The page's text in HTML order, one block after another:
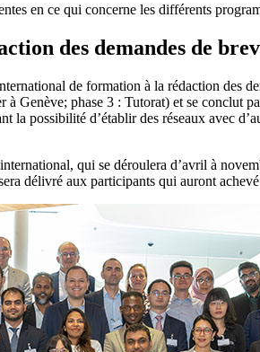
en ce qui concerne les différents
des demandes de
de formation à la rédaction des
Genève; phase 3 : Tutorat) et se conclut
la possibilité d’établir des réseaux avec
qui se déroulera d’avril à
délivré aux participants qui auront